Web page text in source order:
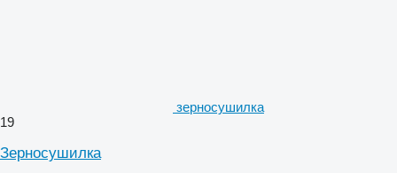
зерносушилка
19
Зерносушилка